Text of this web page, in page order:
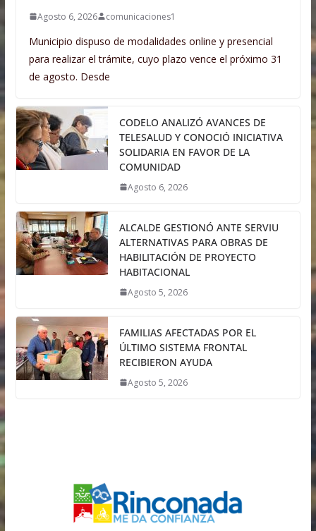
Agosto 6, 2026 comunicaciones1
Municipio dispuso de modalidades online y presencial
para realizar el trámite, cuyo plazo vence el próximo 31
de agosto. Desde
CODELO ANALIZÓ AVANCES DE
TELESALUD Y CONOCIÓ INICIATIVA
SOLIDARIA EN FAVOR DE LA
COMUNIDAD
Agosto 6, 2026
ALCALDE GESTIONÓ ANTE SERVIU
ALTERNATIVAS PARA OBRAS DE
HABILITACIÓN DE PROYECTO
HABITACIONAL
Agosto 5, 2026
FAMILIAS AFECTADAS POR EL
ÚLTIMO SISTEMA FRONTAL
RECIBIERON AYUDA
Agosto 5, 2026